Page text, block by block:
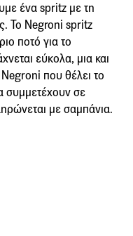
ένα spritz με τη
To Negroni spritz
ποτό για το
εύκολα, μια και
που θέλει το
συμμετέχουν σε
με σαμπάνια.